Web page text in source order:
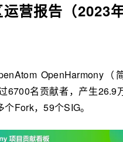
营报告（2023
OpenHarmony（
6700名贡献者，产生26.9
Fork，59个SIG。